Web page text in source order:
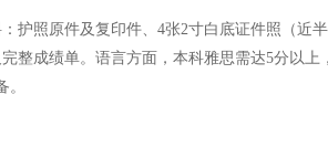
护照原件及复印件、4张2寸白底证件照（
整成绩单。语言方面，本科雅思需达5分以